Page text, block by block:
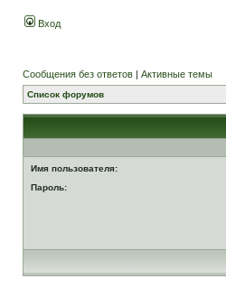
Вход
Сообщения без ответов | Активные темы
Список форумов
Имя пользователя:
Пароль: